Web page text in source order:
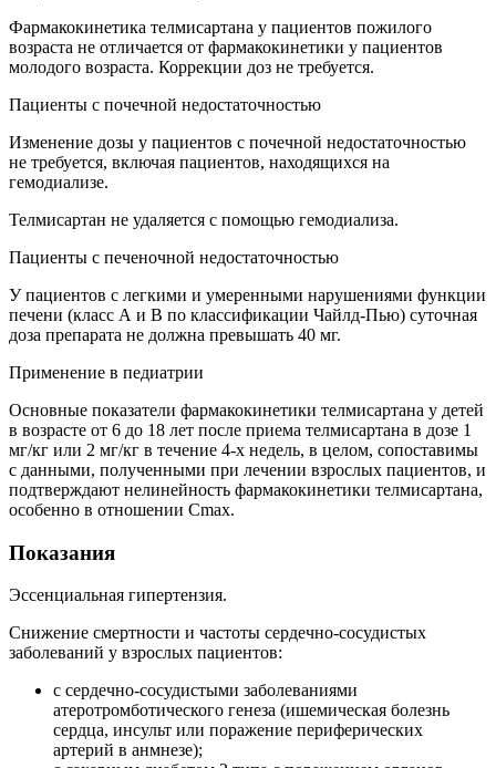
Фармакокинетика телмисартана у пациентов пожилого
возраста не отличается от фармакокинетики у пациентов
молодого возраста. Коррекции доз не требуется.
Пациенты с почечной недостаточностью
Изменение дозы у пациентов с почечной недостаточностью
не требуется, включая пациентов, находящихся на
гемодиализе.
Телмисартан не удаляется с помощью гемодиализа.
Пациенты с печеночной недостаточностью
У пациентов с легкими и умеренными нарушениями функции
печени (класс А и В по классификации Чайлд-Пью) суточная
доза препарата не должна превышать 40 мг.
Применение в педиатрии
Основные показатели фармакокинетики телмисартана у детей
в возрасте от 6 до 18 лет после приема телмисартана в дозе 1
мг/кг или 2 мг/кг в течение 4-х недель, в целом, сопоставимы
с данными, полученными при лечении взрослых пациентов, и
подтверждают нелинейность фармакокинетики телмисартана,
особенно в отношении Сmах.
Показания
Эссенциальная гипертензия.
Снижение смертности и частоты сердечно-сосудистых
заболеваний у взрослых пациентов:
с сердечно-сосудистыми заболеваниями
атеротромботического генеза (ишемическая болезнь
сердца, инсульт или поражение периферических
артерий в анмнезе);